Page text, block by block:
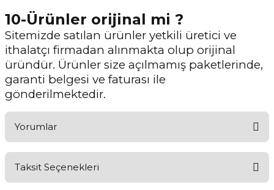
10-Ürünler orijinal mi ?
Sitemizde satılan ürünler yetkili üretici ve
ithalatçı firmadan alınmakta olup orijinal
üründür. Ürünler size açılmamış paketlerinde,
garanti belgesi ve faturası ile
gönderilmektedir.
Yorumlar
Taksit Seçenekleri